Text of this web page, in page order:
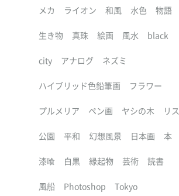
メカ ライオン 和風 水色 物語
生き物 真珠 絵画 風水 black
city アナログ ネズミ
ハイブリッド色鉛筆画 フラワー
プルメリア ペン画 ヤシの木 リス
公園 平和 幻想風景 日本画 本
漆喰 白黒 縁起物 芸術 読書
風船 Photoshop Tokyo